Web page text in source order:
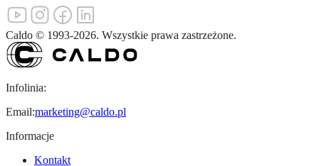
Caldo © 1993-2026. Wszystkie prawa zastrzeżone.
Infolinia:
Email:marketing@caldo.pl
Informacje
Kontakt